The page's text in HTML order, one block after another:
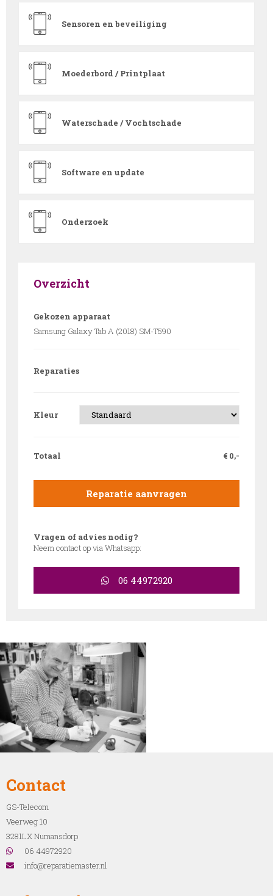
Sensoren en beveiliging
Moederbord / Printplaat
Waterschade / Vochtschade
Software en update
Onderzoek
Overzicht
Gekozen apparaat
Samsung Galaxy Tab A (2018) SM-T590
Reparaties
Kleur
Totaal € 0,-
Reparatie aanvragen
Vragen of advies nodig?
Neem contact op via Whatsapp:
06 44972920
Contact
GS-Telecom
Veerweg 10
3281LX Numansdorp
06 44972920
info@reparatiemaster.nl